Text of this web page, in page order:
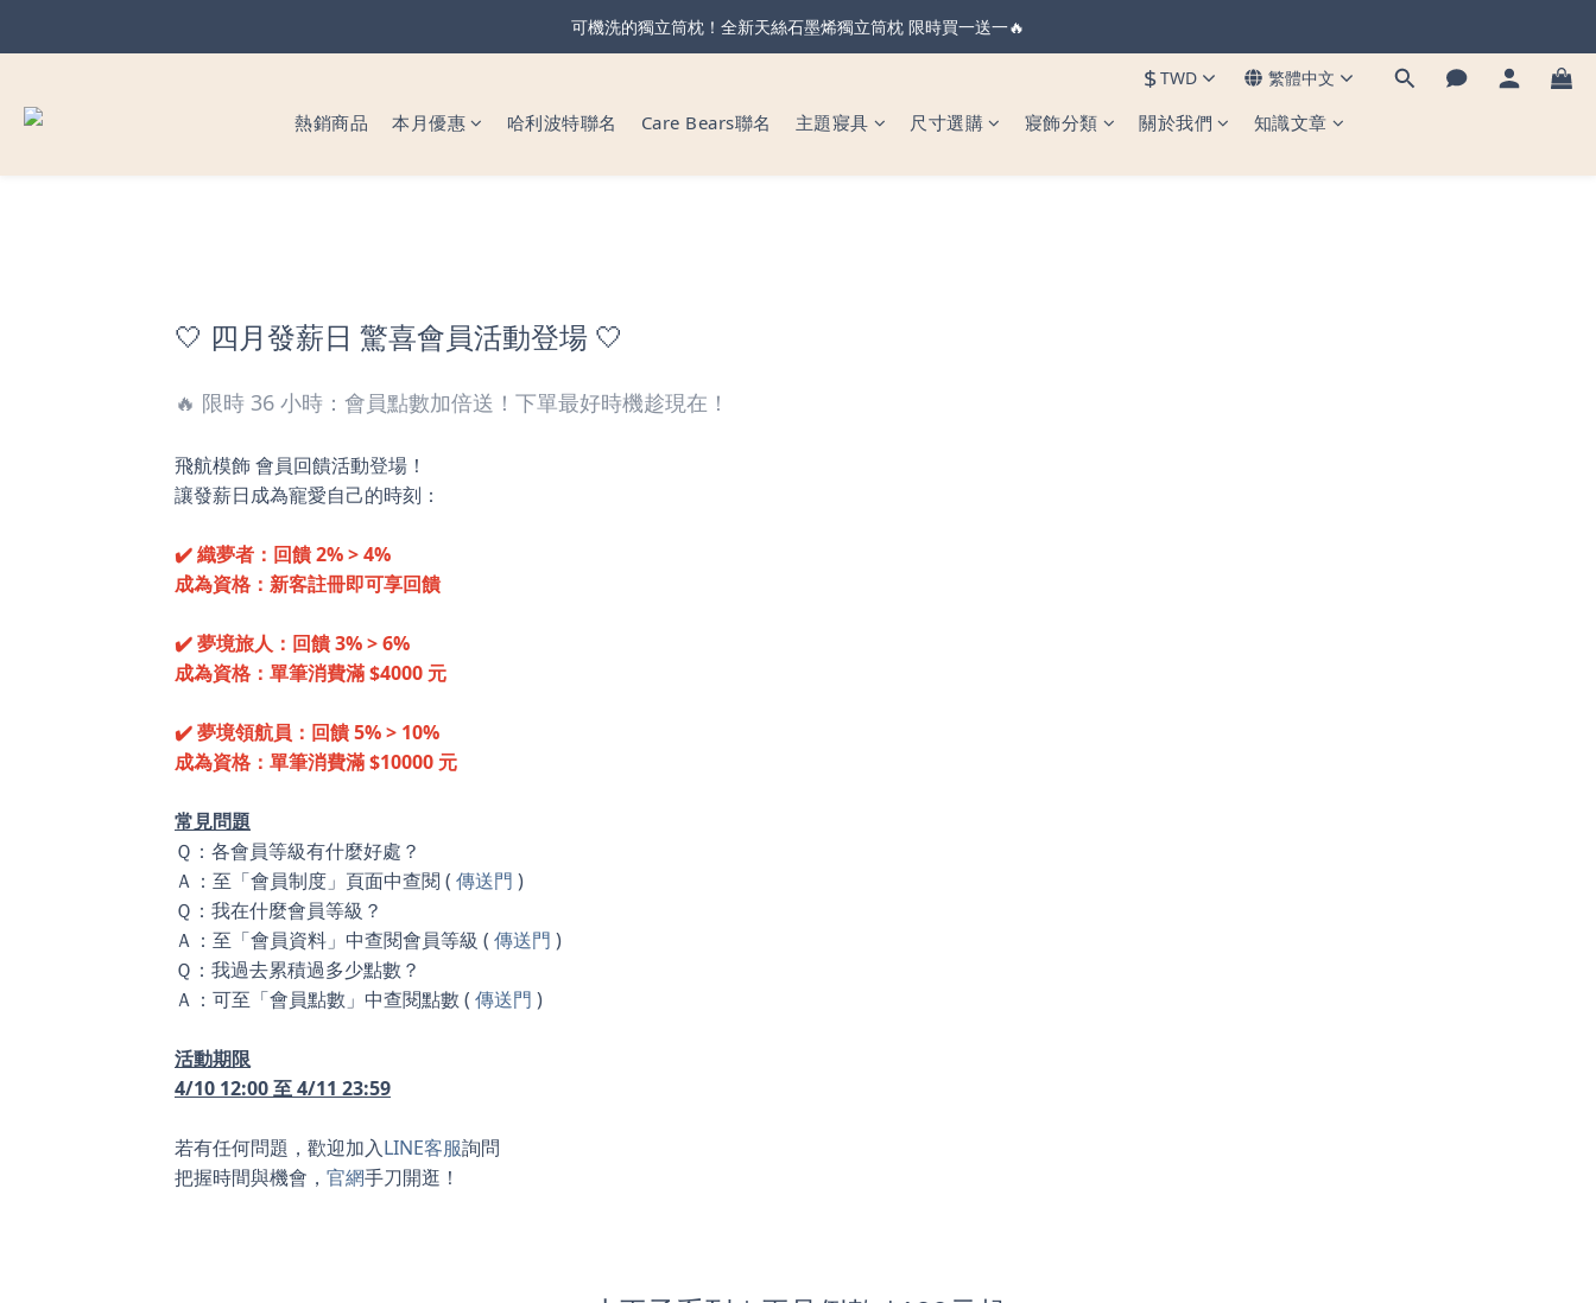
暖心父親節・天絲全系列＆純棉雙層紗 不限金額 享 88 折！現在下單 父親節前到貨 ✨
可機洗的獨立筒枕！全新天絲石墨烯獨立筒枕 限時買一送一🔥
$TWD 繁體中文
熱銷商品 本月優惠 哈利波特聯名 Care Bears聯名 主題寢具 尺寸選購 寢飾分類 關於我們 知識文章
🤍 四月發薪日 驚喜會員活動登場 🤍
🔥 限時 36 小時：會員點數加倍送！下單最好時機趁現在！
飛航模飾 會員回饋活動登場！
讓發薪日成為寵愛自己的時刻：
✔️ 織夢者：回饋 2% > 4%
成為資格：新客註冊即可享回饋
✔️ 夢境旅人：回饋 3% > 6%
成為資格：單筆消費滿 $4000 元
✔️ 夢境領航員：回饋 5% > 10%
成為資格：單筆消費滿 $10000 元
常見問題
Ｑ：各會員等級有什麼好處？
Ａ：至「會員制度」頁面中查閱 ( 傳送門 )
Ｑ：我在什麼會員等級？
Ａ：至「會員資料」中查閱會員等級 ( 傳送門 )
Ｑ：我過去累積過多少點數？
Ａ：可至「會員點數」中查閱點數 ( 傳送門 )
活動期限
4/10 12:00 至 4/11 23:59
若有任何問題，歡迎加入LINE客服詢問
把握時間與機會， 官網手刀開逛！